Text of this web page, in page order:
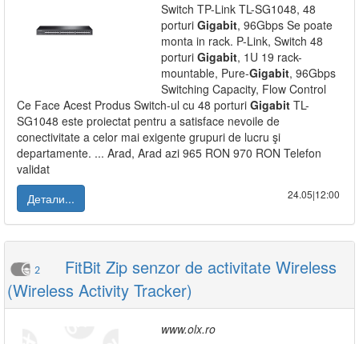
Switch TP-Link TL-SG1048, 48
porturi Gigabit, 96Gbps Se poate
monta in rack. P-Link, Switch 48
porturi Gigabit, 1U 19 rack-
mountable, Pure-Gigabit, 96Gbps
Switching Capacity, Flow Control
Ce Face Acest Produs Switch-ul cu 48 porturi Gigabit TL-
SG1048 este proiectat pentru a satisface nevoile de
conectivitate a celor mai exigente grupuri de lucru şi
departamente. ... Arad, Arad azi 965 RON 970 RON Telefon
validat
Детали...
24.05|12:00
2
FitBit Zip senzor de activitate Wireless
(Wireless Activity Tracker)
www.olx.ro